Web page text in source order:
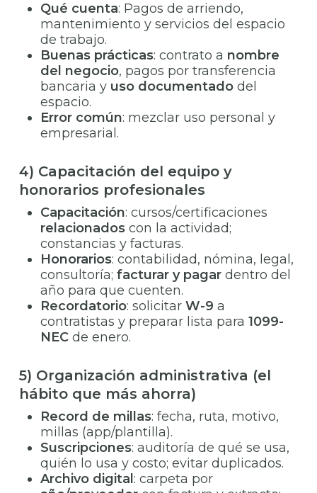
Qué cuenta: Pagos de arriendo,
mantenimiento y servicios del espacio
de trabajo.
Buenas prácticas: contrato a nombre
del negocio, pagos por transferencia
bancaria y uso documentadodel
espacio.
Error común: mezclar uso personal y
empresarial.
4) Capacitación del equipo y
honorarios profesionales
Capacitación: cursos/certificaciones
relacionadoscon la actividad;
constancias y facturas.
Honorarios: contabilidad, nómina, legal,
consultoría; facturar y pagardentro del
año para que cuenten.
Recordatorio: solicitar W-9 a
contratistas y preparar lista para 1099-
NECde enero.
5) Organización administrativa (el
hábito que más ahorra)
Record de millas: fecha, ruta, motivo,
millas (app/plantilla).
Suscripciones: auditoría de qué se usa,
quién lo usa y costo; evitar duplicados.
Archivo digital : carpeta por